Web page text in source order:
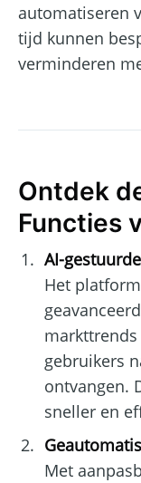
automatiseren
tijd kunnen
verminderen
Ontdek
Functies
AI-
Het
gebruikers
ontvangen.
sneller en
Met